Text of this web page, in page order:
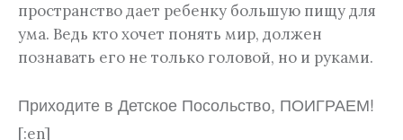
пространство дает ребенку большую пищу для
ума. Ведь кто хочет понять мир, должен
познавать его не только головой, но и руками.
Приходите в Детское Посольство, ПОИГРАЕМ!
[:en]